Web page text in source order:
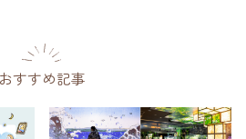
おすすめ記事